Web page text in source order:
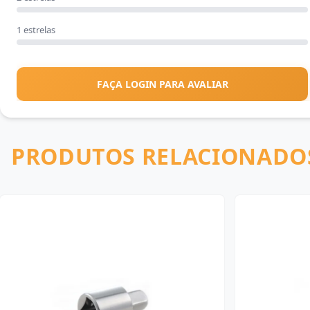
1 estrelas
FAÇA LOGIN PARA AVALIAR
PRODUTOS